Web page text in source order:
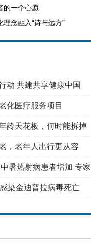
的一个心愿
理念融入“诗与远方”
动 共建共享健康中国
化医疗服务项目
龄天花板，何时能拆掉
，老年人出行更从容
暑热射病患者增加 专
染金迪普拉病毒死亡